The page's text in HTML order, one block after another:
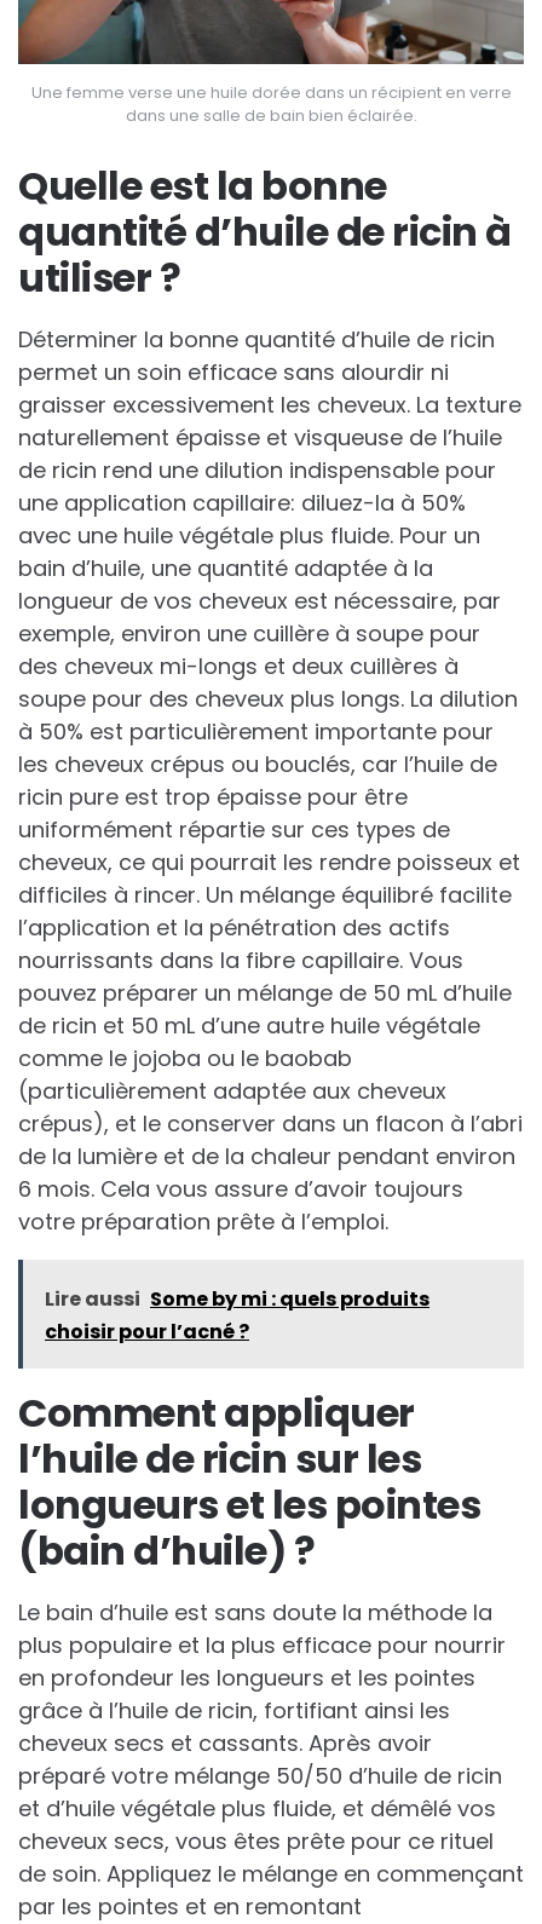
Une femme verse une huile dorée dans un récipient en verre
dans une salle de bain bien éclairée.
Quelle est la bonne
quantité d’huile de ricin à
utiliser ?
Déterminer la bonne quantité d’huile de ricin
permet un soin efficace sans alourdir ni
graisser excessivement les cheveux. La texture
naturellement épaisse et visqueuse de l’huile
de ricin rend une dilution indispensable pour
une application capillaire: diluez-la à 50%
avec une huile végétale plus fluide. Pour un
bain d’huile, une quantité adaptée à la
longueur de vos cheveux est nécessaire, par
exemple, environ une cuillère à soupe pour
des cheveux mi-longs et deux cuillères à
soupe pour des cheveux plus longs. La dilution
à 50% est particulièrement importante pour
les cheveux crépus ou bouclés, car l’huile de
ricin pure est trop épaisse pour être
uniformément répartie sur ces types de
cheveux, ce qui pourrait les rendre poisseux et
difficiles à rincer. Un mélange équilibré facilite
l’application et la pénétration des actifs
nourrissants dans la fibre capillaire. Vous
pouvez préparer un mélange de 50 mL d’huile
de ricin et 50 mL d’une autre huile végétale
comme le jojoba ou le baobab
(particulièrement adaptée aux cheveux
crépus), et le conserver dans un flacon à l’abri
de la lumière et de la chaleur pendant environ
6 mois. Cela vous assure d’avoir toujours
votre préparation prête à l’emploi.
Lire aussi Some by mi : quels produits
choisir pour l’acné ?
Comment appliquer
l’huile de ricin sur les
longueurs et les pointes
(bain d’huile) ?
Le bain d’huile est sans doute la méthode la
plus populaire et la plus efficace pour nourrir
en profondeur les longueurs et les pointes
grâce à l’huile de ricin, fortifiant ainsi les
cheveux secs et cassants. Après avoir
préparé votre mélange 50/50 d’huile de ricin
et d’huile végétale plus fluide, et démêlé vos
cheveux secs, vous êtes prête pour ce rituel
de soin. Appliquez le mélange en commençant
par les pointes et en remontant